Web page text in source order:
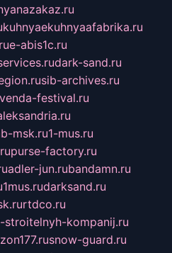
kuhnyaekuhnyaafabrika.ru
e-abis1c.ru
dark-sand.ru
sib-archives.ru
venda-festival.ru
msk.ru1-mus.ru
purse-factory.ru
adler-jun.rubandamn.ru
1mus.rudarksand.ru
rtdco.ru
kompanij.ru
snow-guard.ru